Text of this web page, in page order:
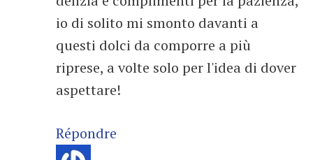
io di solito mi smonto davanti a
questi dolci da comporre a più
riprese, a volte solo per l'idea di dover
aspettare!
Répondre